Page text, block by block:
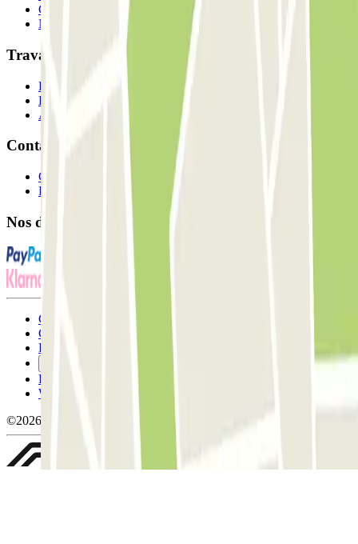
Comment ça marche?
Nos parkings
Travaillons ensemble?
Professionnels
Fournisseur de parking
Affiliés
Contact
Contactez-nous
FAQ
Nos différents modes de paiement:
Conditions générales d'utilisation et contrat
Conditions d'annulation
Politique relative aux cookies
Politique de confidentialité
Whistleblowing
©2026 Parclick. Tous droits réservés